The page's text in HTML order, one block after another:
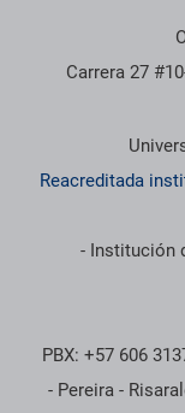
Carrera 27
Reacreditada
- Institución
PBX: +57 606
- Pereira -